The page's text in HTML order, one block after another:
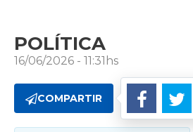
POLÍTICA
16/06/2026 - 11:31hs
COMPARTIR